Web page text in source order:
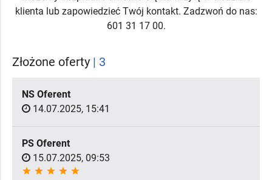
klienta lub zapowiedzieć Twój kontakt. Zadzwoń do nas:
601 31 17 00.
Złożone oferty | 3
NS Oferent
14.07.2025, 15:41
PS Oferent
15.07.2025, 09:53
star star star star star